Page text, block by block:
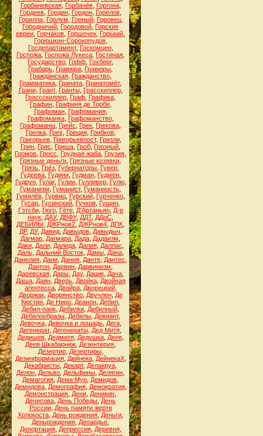
Горбаневская, Горбачёв, Горгона,
Гордеев, Гордин, Гордон, Горелов,
Горилла, Горлум Горный, Горовец,
Городничий Городовой Горские
евреи Горчаков Горшочек Горький
Горюшкин-Сорокопудов,
Госдепартамент, Госкомцен,
Госпожа Госпожа Лукеса Гостиная
Государство Гофф Гохберг,
Грабарь Гравюра Гравюры
Гражданская, Гражданство,
Грамматика Граната Гранатомёт,
Грани, Грант, Гранты, Грасскиллер,
Грассскиллер Граф Графика
Графин, Графиня де Торби,
Графоман, Графомания,
Графоманка, Графоманство,
Графоманы Грейс Грек Грекова
Грелка, Грех Греция, Грибков,
Григорьев, Григорьевпост, Гризли,
Грин Грис Гриша Гроб Грозный
Громов Гросс Грудная жаба Грузия
Грязные деньги Грязные козявки
Грязь Грёз Губернаторы Гувер
Гудеева, Гудини, Гудман, Гудмен,
Гудрун, Гулаг, Гулин, Гулливер, Гулю,
Гуманизм
Гуманист, Гуманность
Гумилёв, Гурвиц, Гурский, Гурченко,
Гусар Гусинский Гучков Гущин
Гэтсби, Гюго, Гёте, Д'Артаньян, Д-р
наук ДАУ, ДВФУ, ДДТ, ДДоС
ДЕБИЛЫ
ДЖРнов2 ДЖРнов4 ДПК
ДР, ДУ, Давид, Давыдов, Давыдыч
Дагмар Дагмара Дада Дадаизм
Даки, Дали, Далида, Далия, Даллас
Даль, Дальний Восток, Дамы, Дана,
Данелия Дани Дания Данте Дантес
Дантон Дарвин Дарвинизм
Даревская, Дары, Дау, Дацик, Дача,
Даша, Даян, Дверь, Двойка, Двойная
агентесса, Двойра, Дворецкий,
Дворжак, Дворянство, Двучлен, Де
Кюстин Де Ниро Деанон Дебил
Дебил-панк Дебилки Дебилный
Дебилообразы, Дебилы, Девиант,
Девочка, Девочка и лошадь, Дега,
Дегенерат, Дегенераты Дед Митя
Дедищев, Дедмитя, Дедушка, Деев,
Деев Шкабарнюк Дезентерия
Дезертир, Дезертиры,
Дезинформация, Дейнека, ДейнекаХ,
Декабристы Декарт, Делакруа
Делон Дельво Дельфины Делягин
Демагогия Деми Мур Демидов
Демидова, Демография, Демократия,
Демонстрация Дени Деникин
Денисова День Победы День
России, День памяти жертв
Холокоста День рождения Деньги
Деньрождения Депардье
Депортация, Депрессия, Деревня,